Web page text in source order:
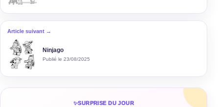
Article suivant →
Ninjago
Publié le 23/08/2025
✨SURPRISE DU JOUR